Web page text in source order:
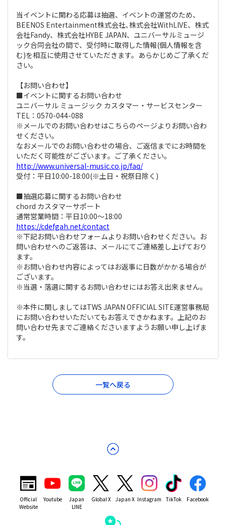
当イベントに関わる応募は抽選、イベントの運営のため、
BEENOS Entertainment株式会社､株式会社WithLIVE、株式
会社Fandy、株式会社HYBE JAPAN、ユニバーサルミュージ
ック合同会社の間で、受付時に取得した情報(個人情報を含
む)を相互に使用させていただきます。あらかじめご了承くだ
さい。
【お問い合わせ】
■イベントに関するお問い合わせ
ユニバーサル ミュージック カスタマー・サービスセンター
TEL：0570-044-088
※メールでのお問い合わせはこちらのページよりお問い合わ
せください。
なおメールでのお問い合わせの場合、ご返信までにお時間を
いただく可能性がございます。ご了承ください。
http://www.universal-music.co.jp/faq/
受付：平日10:00-18:00(※土日・祝祭日除く)
■抽選応募に関するお問い合わせ
chord カスタマーサポート
通常営業時間：平日10:00～18:00
https://cdefgah.net/contact
※下記お問い合わせフォームよりお問い合わせください。お
問い合わせへのご返答は、メールにてご連絡差し上げており
ます。
※お問い合わせ内容によってはお返事に日数がかかる場合が
ございます。
※当選・落選に関するお問い合わせにはお答え出来ません。
※本件に関しましてはTWS JAPAN OFFICIAL SITE運営事務局
にお問い合わせいただいてもお答えできかねます。上記のお
問い合わせ先までご連絡くださいますようお願い申し上げま
す。
一覧へ戻る
Official
Website
Youtube
Japan
LINE
Global X Japan X Instagram TikTok Facebook